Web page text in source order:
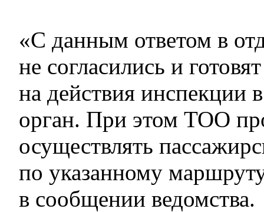
«С данным ответом в
не согласились и
на действия инспекции
орган. При этом ТОО
осуществлять
по указанному
в сообщении ведомства.